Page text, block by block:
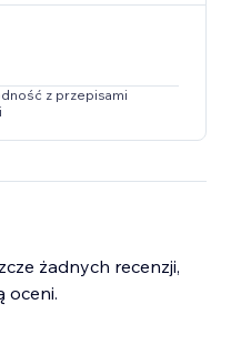
z przepisami
żadnych recenzji,
oceni.